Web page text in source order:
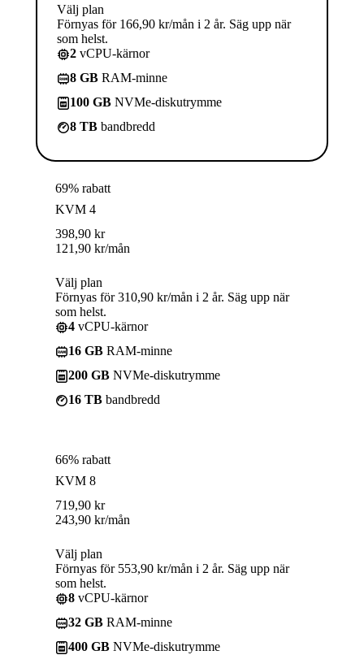
Välj plan
Förnyas för 166,90 kr/mån i 2 år. Säg upp när
som helst.
2 vCPU-kärnor
8 GB RAM-minne
100 GB NVMe-diskutrymme
8 TB bandbredd
69% rabatt
KVM 4
398,90 kr
121,90 kr/mån
Välj plan
Förnyas för 310,90 kr/mån i 2 år. Säg upp när
som helst.
4 vCPU-kärnor
16 GB RAM-minne
200 GB NVMe-diskutrymme
16 TB bandbredd
66% rabatt
KVM 8
719,90 kr
243,90 kr/mån
Välj plan
Förnyas för 553,90 kr/mån i 2 år. Säg upp när
som helst.
8 vCPU-kärnor
32 GB RAM-minne
400 GB NVMe-diskutrymme